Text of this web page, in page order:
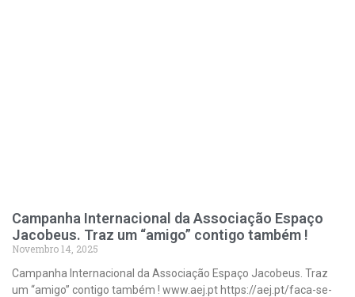
Campanha Internacional da Associação Espaço
Jacobeus. Traz um “amigo” contigo também !
Novembro 14, 2025
Campanha Internacional da Associação Espaço Jacobeus. Traz
um “amigo” contigo também ! www.aej.pt https://aej.pt/faca-se-